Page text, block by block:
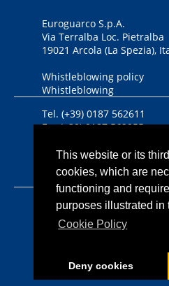
This website or its
cookies, which are
functioning and
purposes illustrated in
Cookie Policy
Deny cookies
Euroguarco S.p.A.
Via Terralba Loc. Pietralba
19021 Arcola (La Spezia),
Whistleblowing policy
Whistleblowing
Tel. (+39) 0187 562611
Fax (+39) 0187 562955
DUNS Number 446434458
Bandi, contributi nazionali
Iscriz. Reg. Imprese CCIAA
Riviere di Liguria n.
P.IVA 00933640112
Informativa sulla privacy